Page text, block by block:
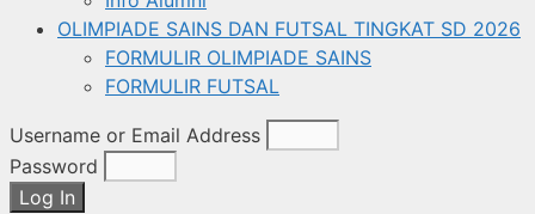
OLIMPIADE SAINS DAN FUTSAL TINGKAT SD 2026
FORMULIR OLIMPIADE SAINS
FORMULIR FUTSAL
Username or Email Address
Password
Log In